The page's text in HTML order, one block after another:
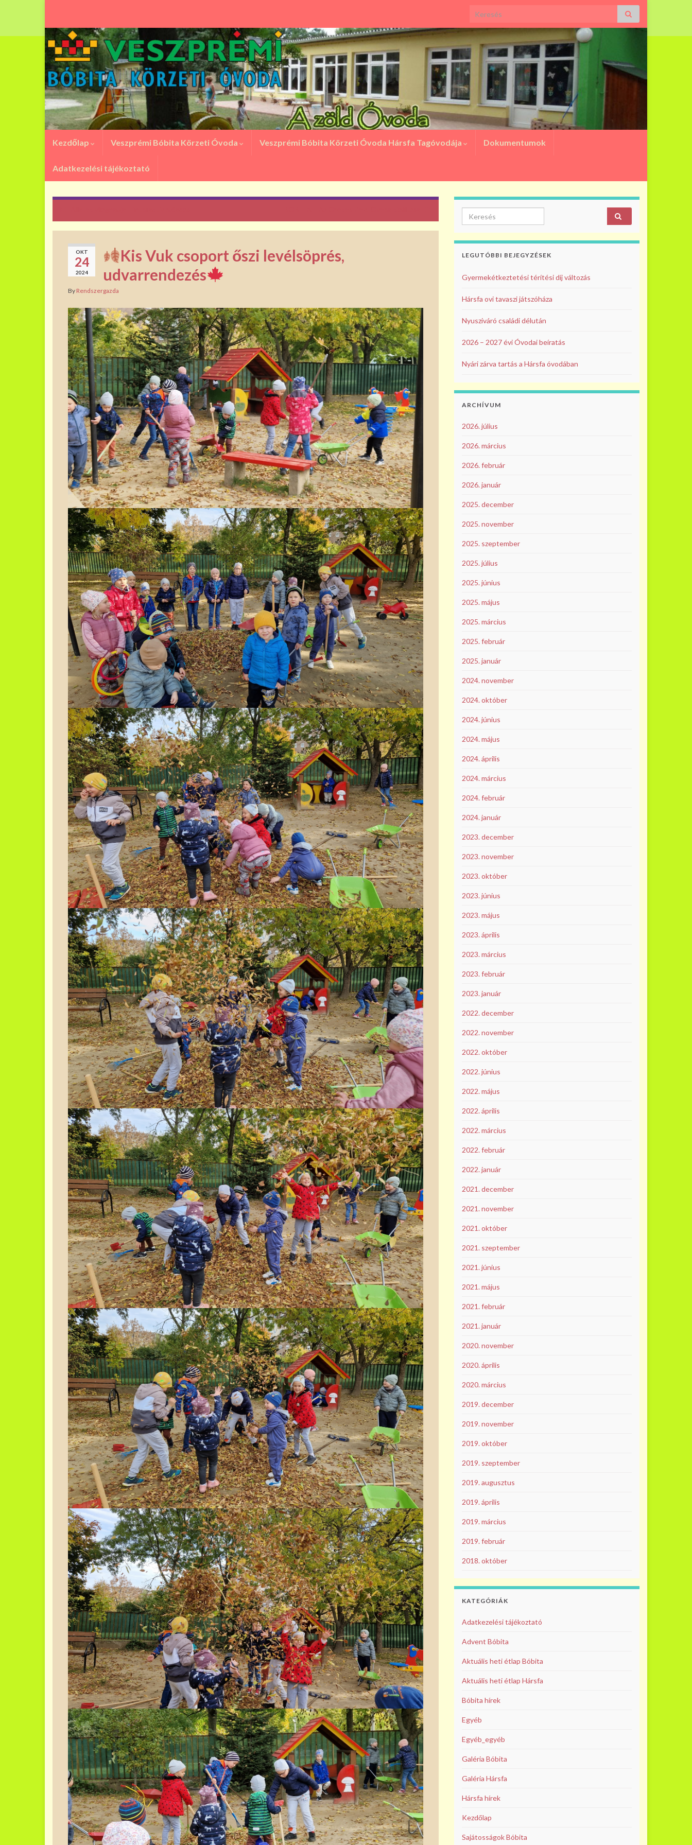
Search for:
Kezdőlap Veszprémi Bóbita Körzeti Óvoda Veszprémi Bóbita Körzeti Óvoda Hársfa Tagóvodája Dokumentumok
Adatkezelési tájékoztató
OKT
24
2024
Kis Vuk csoport őszi levélsöprés,
udvarrendezés
By Rendszergazda
Search for:
LEGUTÓBBI BEJEGYZÉSEK
Gyermekétkeztetési térítési díj változás
Hársfa ovi tavaszi játszóháza
Nyusziváró családi délután
2026 – 2027 évi Óvodai beíratás
Nyári zárva tartás a Hársfa óvodában
ARCHÍVUM
2026. július
2026. március
2026. február
2026. január
2025. december
2025. november
2025. szeptember
2025. július
2025. június
2025. május
2025. március
2025. február
2025. január
2024. november
2024. október
2024. június
2024. május
2024. április
2024. március
2024. február
2024. január
2023. december
2023. november
2023. október
2023. június
2023. május
2023. április
2023. március
2023. február
2023. január
2022. december
2022. november
2022. október
2022. június
2022. május
2022. április
2022. március
2022. február
2022. január
2021. december
2021. november
2021. október
2021. szeptember
2021. június
2021. május
2021. február
2021. január
2020. november
2020. április
2020. március
2019. december
2019. november
2019. október
2019. szeptember
2019. augusztus
2019. április
2019. március
2019. február
2018. október
KATEGÓRIÁK
Adatkezelési tájékoztató
Advent Bóbita
Aktuális heti étlap Bóbita
Aktuális heti étlap Hársfa
Bóbita hírek
Egyéb
Egyéb_egyéb
Galéria Bóbita
Galéria Hársfa
Hársfa hírek
Kezdőlap
Sajátosságok Bóbita